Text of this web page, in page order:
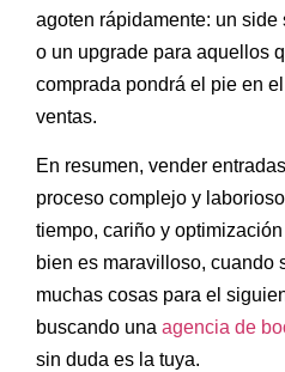
agoten rápidamente: un
o un upgrade para aquellos
comprada pondrá el pie en
ventas.
En resumen, vender
proceso complejo y
tiempo, cariño y
bien es maravilloso,
muchas cosas para el
buscando una agencia de
sin duda es la tuya.